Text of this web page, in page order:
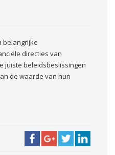
belangrijke
directies van
juiste beleidsbeslissingen
de waarde van hun